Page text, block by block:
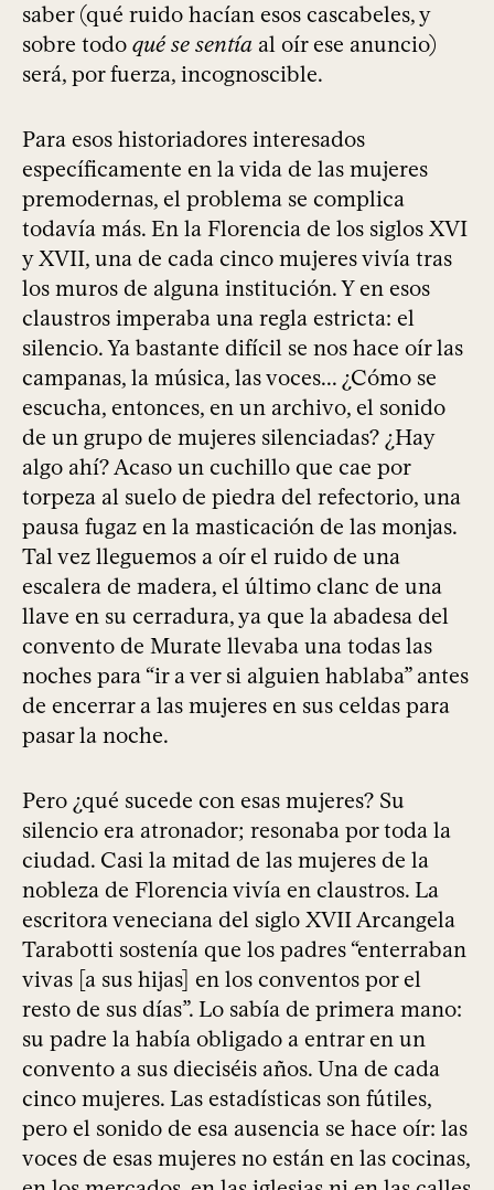
saber (qué ruido hacían esos cascabeles, y
sobre todo qué se sentía al oír ese anuncio)
será, por fuerza, incognoscible.
Para esos historiadores interesados
específicamente en la vida de las mujeres
premodernas, el problema se complica
todavía más. En la Florencia de los siglos XVI
y XVII, una de cada cinco mujeres vivía tras
los muros de alguna institución. Y en esos
claustros imperaba una regla estricta: el
silencio. Ya bastante difícil se nos hace oír las
campanas, la música, las voces... ¿Cómo se
escucha, entonces, en un archivo, el sonido
de un grupo de mujeres silenciadas? ¿Hay
algo ahí? Acaso un cuchillo que cae por
torpeza al suelo de piedra del refectorio, una
pausa fugaz en la masticación de las monjas.
Tal vez lleguemos a oír el ruido de una
escalera de madera, el último clanc de una
llave en su cerradura, ya que la abadesa del
convento de Murate llevaba una todas las
noches para “ir a ver si alguien hablaba” antes
de encerrar a las mujeres en sus celdas para
pasar la noche.
Pero ¿qué sucede con esas mujeres? Su
silencio era atronador; resonaba por toda la
ciudad. Casi la mitad de las mujeres de la
nobleza de Florencia vivía en claustros. La
escritora veneciana del siglo XVII Arcangela
Tarabotti sostenía que los padres “enterraban
vivas [a sus hijas] en los conventos por el
resto de sus días”. Lo sabía de primera mano:
su padre la había obligado a entrar en un
convento a sus dieciséis años. Una de cada
cinco mujeres. Las estadísticas son fútiles,
pero el sonido de esa ausencia se hace oír: las
voces de esas mujeres no están en las cocinas,